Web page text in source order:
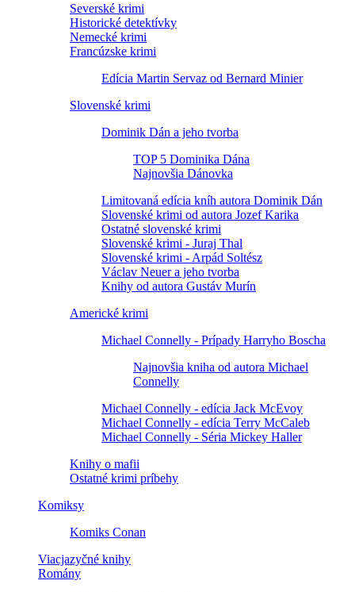
Severské krimi
Historické detektívky
Nemecké krimi
Francúzske krimi
Edícia Martin Servaz od Bernard Minier
Slovenské krimi
Dominik Dán a jeho tvorba
TOP 5 Dominika Dána
Najnovšia Dánovka
Limitovaná edícia kníh autora Dominik Dán
Slovenské krimi od autora Jozef Karika
Ostatné slovenské krimi
Slovenské krimi - Juraj Thal
Slovenské krimi - Arpád Soltész
Václav Neuer a jeho tvorba
Knihy od autora Gustáv Murín
Americké krimi
Michael Connelly - Prípady Harryho Boscha
Najnovšia kniha od autora Michael
Connelly
Michael Connelly - edícia Jack McEvoy
Michael Connelly - edícia Terry McCaleb
Michael Connelly - Séria Mickey Haller
Knihy o mafii
Ostatné krimi príbehy
Komiksy
Komiks Conan
Viacjazyčné knihy
Romány